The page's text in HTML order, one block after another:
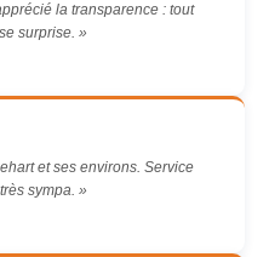
la transparence : tout
surprise. »
et ses environs. Service
sympa. »